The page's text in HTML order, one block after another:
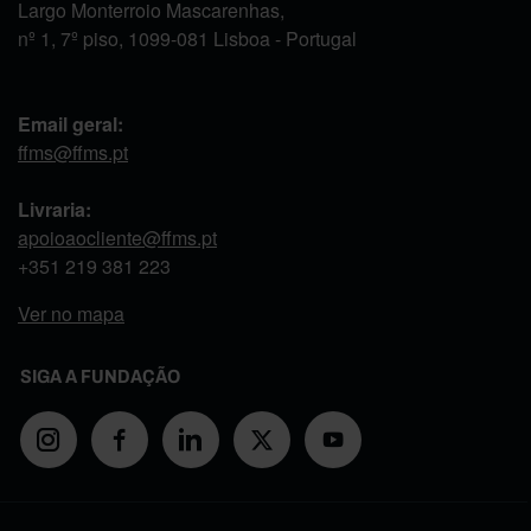
Largo Monterroio Mascarenhas,
nº 1, 7º piso, 1099-081 Lisboa - Portugal
Email geral:
ffms@ffms.pt
Livraria:
apoioaocliente@ffms.pt
+351 219 381 223
Ver no mapa
SIGA A FUNDAÇÃO